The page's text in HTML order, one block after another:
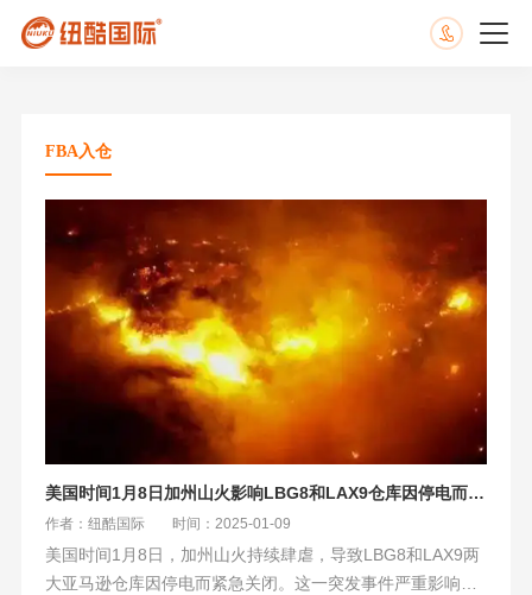
FBA入仓
美国时间1月8日加州山火影响LBG8和LAX9仓库因停电而关闭
作者：纽酷国际 时间：2025-01-09
美国时间1月8日，加州山火持续肆虐，导致LBG8和LAX9两
大亚马逊仓库因停电而紧急关闭。这一突发事件严重影响了